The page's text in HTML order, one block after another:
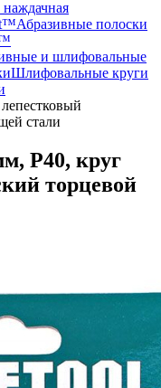
Абразивные полоски
и шлифовальные
Шлифовальные круги
стали
P40, круг
торцевой